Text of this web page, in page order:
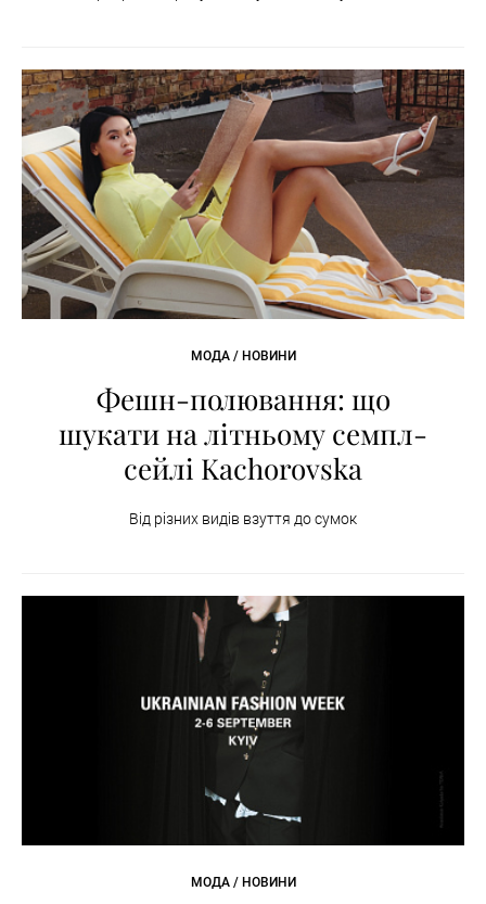
МОДА / НОВИНИ
Фешн-полювання: що
шукати на літньому семпл-
сейлі Kachorovska
Від різних видів взуття до сумок
МОДА / НОВИНИ